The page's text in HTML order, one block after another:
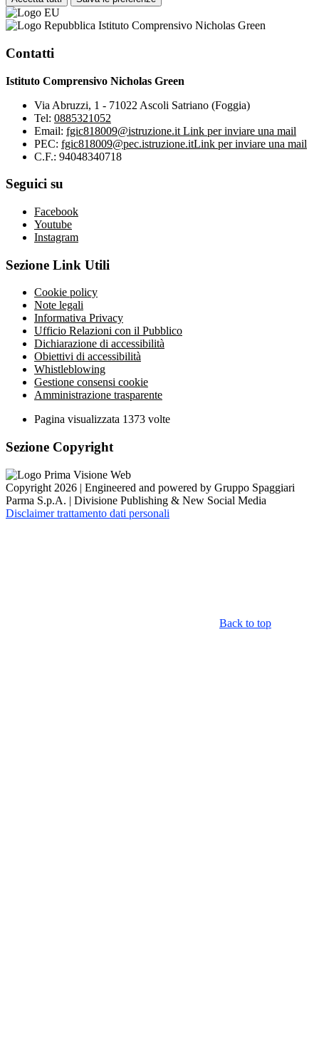
Istituto Comprensivo Nicholas Green
Contatti
Istituto Comprensivo Nicholas Green
Via Abruzzi, 1 - 71022 Ascoli Satriano (Foggia)
Tel: 0885321052
Email: fgic818009@istruzione.it Link per inviare una mail
PEC: fgic818009@pec.istruzione.itLink per inviare una mail
C.F.: 94048340718
Seguici su
Facebook
Youtube
Instagram
Sezione Link Utili
Cookie policy
Note legali
Informativa Privacy
Ufficio Relazioni con il Pubblico
Dichiarazione di accessibilità
Obiettivi di accessibilità
Whistleblowing
Gestione consensi cookie
Amministrazione trasparente
Pagina visualizzata 1373 volte
Sezione Copyright
Copyright 2026 | Engineered and powered by Gruppo Spaggiari
Parma S.p.A. | Divisione Publishing & New Social Media
Disclaimer trattamento dati personali
Back to top